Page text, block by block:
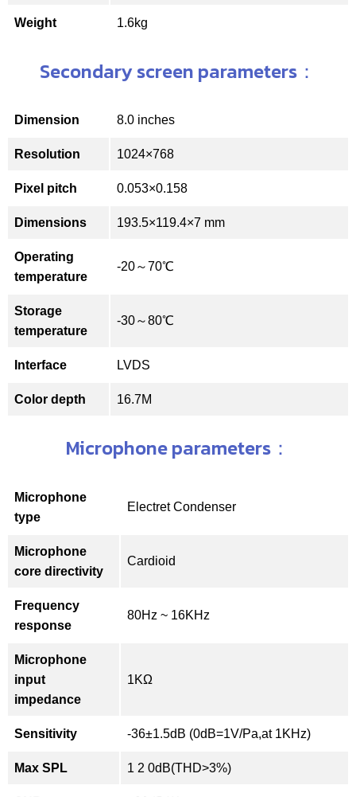
Weight 1.6kg
Secondary screen parameters：
Dimension 8.0 inches
Resolution 1024×768
Pixel pitch 0.053×0.158
Dimensions 193.5×119.4×7 mm
Operating
temperature
-20～70℃
Storage
temperature
-30～80℃
Interface LVDS
Color depth 16.7M
Microphone parameters：
Microphone
type
Electret Condenser
Microphone
core directivity
Cardioid
Frequency
response
80Hz ~ 16KHz
Microphone
input
impedance
1KΩ
Sensitivity -36±1.5dB (0dB=1V/Pa,at 1KHz)
Max SPL 1 2 0dB(THD>3%)